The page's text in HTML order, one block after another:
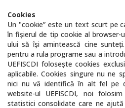
Cookies
Un "cookie” este un text scurt pe
în fişierul de tip cookie al browser-
ului să îşi amintească cine
pentru a rula programe sau a
UEFISCDI foloseşte cookies
aplicabile. Cookies singure nu ne
nici nu vă identifică în alt fel pe
website-ul UEFISCDI, noi
statistici consolidate care ne